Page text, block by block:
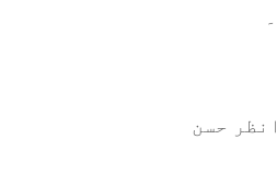
حسن